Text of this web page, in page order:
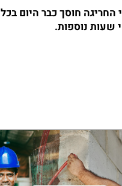
החריגה חוסך כבר היום בכל
שעות נוספות.